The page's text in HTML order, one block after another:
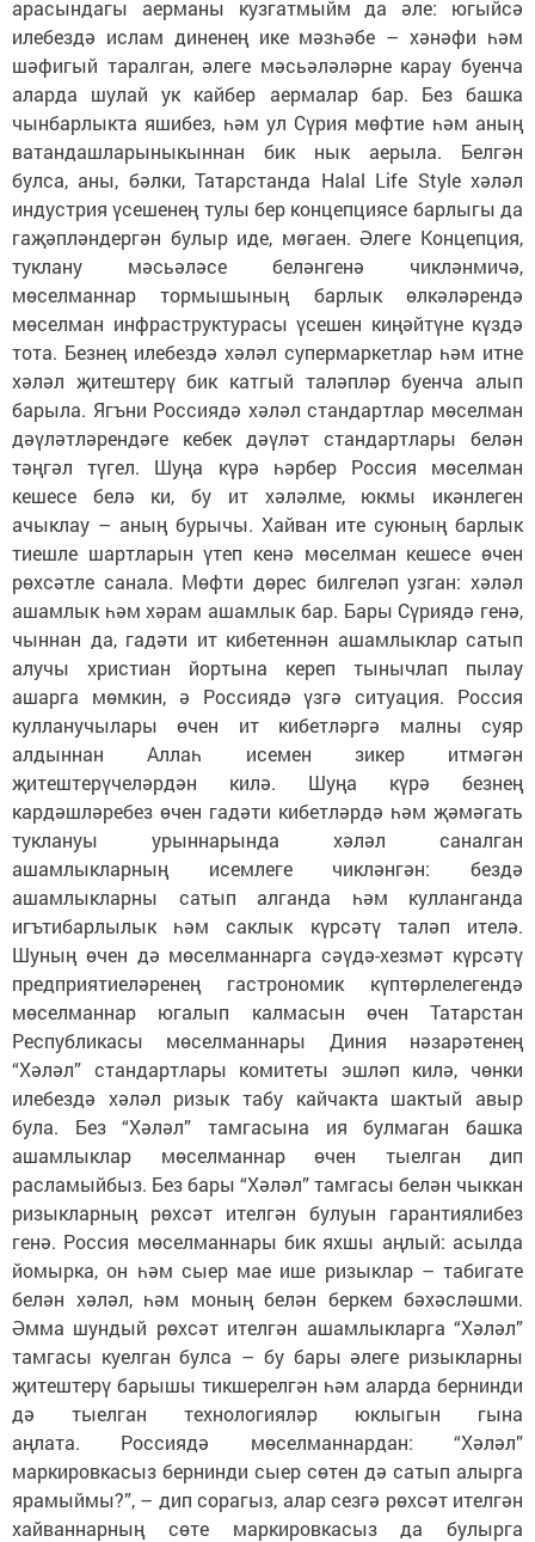
арасындагы аерманы кузгатмыйм да әле: югыйсә
илебездә ислам диненең ике мәзһәбе – хәнәфи һәм
шәфигый таралган, әлеге мәсьәләләрне карау буенча
аларда шулай ук кайбер аермалар бар. Без башка
чынбарлыкта яшибез, һәм ул Сүрия мөфтие һәм аның
ватандашларыныкыннан бик нык аерыла. Белгән
булса, аны, бәлки, Татарстанда Halal Life Style хәләл
индустрия үсешенең тулы бер концепциясе барлыгы да
гаҗәпләндергән булыр иде, мөгаен. Әлеге Концепция,
туклану мәсьәләсе беләнгенә чикләнмичә,
мөселманнар тормышының барлык өлкәләрендә
мөселман инфраструктурасы үсешен киңәйтүне күздә
тота. Безнең илебездә хәләл супермаркетлар һәм итне
хәләл җитештерү бик катгый таләпләр буенча алып
барыла. Ягъни Россиядә хәләл стандартлар мөселман
дәүләтләрендәге кебек дәүләт стандартлары белән
тәңгәл түгел. Шуңа күрә һәрбер Россия мөселман
кешесе белә ки, бу ит хәләлме, юкмы икәнлеген
ачыклау – аның бурычы. Хайван ите суюның барлык
тиешле шартларын үтеп кенә мөселман кешесе өчен
рөхсәтле санала. Мөфти дөрес билгеләп узган: хәләл
ашамлык һәм хәрам ашамлык бар. Бары Сүриядә генә,
чыннан да, гадәти ит кибетеннән ашамлыклар сатып
алучы христиан йортына кереп тынычлап пылау
ашарга мөмкин, ә Россиядә үзгә ситуация. Россия
кулланучылары өчен ит кибетләргә малны суяр
алдыннан Аллаһ исемен зикер итмәгән
җитештерүчеләрдән килә. Шуңа күрә безнең
кардәшләребез өчен гадәти кибетләрдә һәм җәмәгать
туклануы урыннарында хәләл саналган
ашамлыкларның исемлеге чикләнгән: бездә
ашамлыкларны сатып алганда һәм кулланганда
игътибарлылык һәм саклык күрсәтү таләп ителә.
Шуның өчен дә мөселманнарга сәүдә-хезмәт күрсәтү
предприятиеләренең гастрономик күптөрлелегендә
мөселманнар югалып калмасын өчен Татарстан
Республикасы мөселманнары Диния нәзарәтенең
“Хәләл” стандартлары комитеты эшләп килә, чөнки
илебездә хәләл ризык табу кайчакта шактый авыр
була. Без “Хәләл” тамгасына ия булмаган башка
ашамлыклар мөселманнар өчен тыелган дип
расламыйбыз. Без бары “Хәләл” тамгасы белән чыккан
ризыкларның рөхсәт ителгән булуын гарантиялибез
генә. Россия мөселманнары бик яхшы аңлый: асылда
йомырка, он һәм сыер мае ише ризыклар – табигате
белән хәләл, һәм моның белән беркем бәхәсләшми.
Әмма шундый рөхсәт ителгән ашамлыкларга “Хәләл”
тамгасы куелган булса – бу бары әлеге ризыкларны
җитештерү барышы тикшерелгән һәм аларда бернинди
дә тыелган технологияләр юклыгын гына
аңлата. Россиядә мөселманнардан: “Хәләл”
маркировкасыз бернинди сыер сөтен дә сатып алырга
ярамыймы?”, – дип сорагыз, алар сезгә рөхсәт ителгән
хайваннарның сөте маркировкасыз да булырга